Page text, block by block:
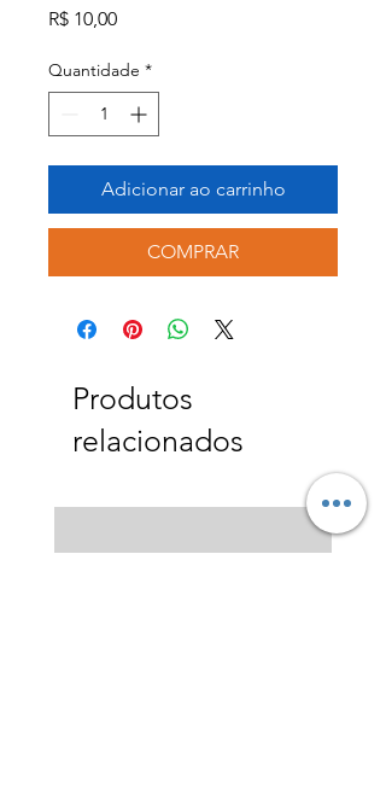
R$ 10,00Preço
Quantidade *
Adicionar ao carrinho
COMPRAR
Produtos
relacionados